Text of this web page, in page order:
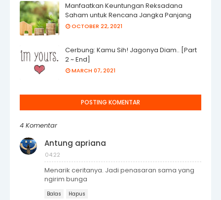
Manfaatkan Keuntungan Reksadana
Saham untuk Rencana Jangka Panjang
OCTOBER 22, 2021
Cerbung: Kamu Sih! Jagonya Diam.. [Part
2 ~ End]
MARCH 07, 2021
POSTING KOMENTAR
4 Komentar
Antung apriana
04:22
Menarik ceritanya. Jadi penasaran sama yang
ngirim bunga
Balas Hapus